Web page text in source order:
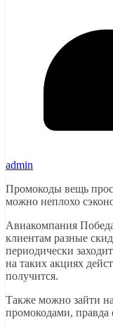
admin
Промокоды вещь
можно неплохо
Авиакомпания
клиентам разные
периодически
на таких акциях
получится.
Также можно зайти на
промокодами, правда